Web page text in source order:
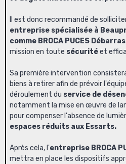
Il est donc recommandé de
entreprise spécialisée à
comme BROCA PUCES Débarras
mission en toute sécuritéet
Sa première intervention
biens à retirer afin de prévoir
déroulement du service de
notamment la mise en œuvre de
pour compenser l'absence de
espaces réduits aux Essarts.
Après cela, l'entreprise BROCA
mettra en place les dispositifs